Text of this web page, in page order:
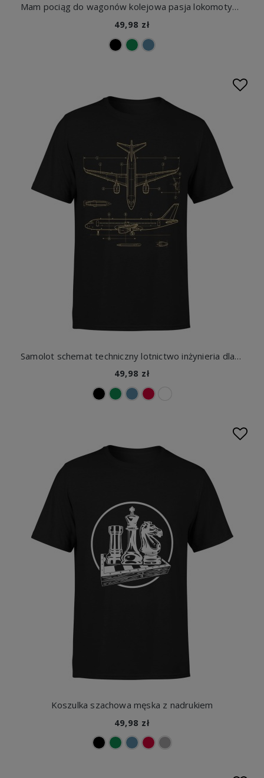
Mam pociąg do wagonów kolejowa pasja lokomotywy tory dla kolejrza maszynisty Męska koszulka
49,98 zł
Samolot schemat techniczny lotnictwo inżynieria dla pilota fana lotnictwa Męska koszulka
49,98 zł
Koszulka szachowa męska z nadrukiem
49,98 zł